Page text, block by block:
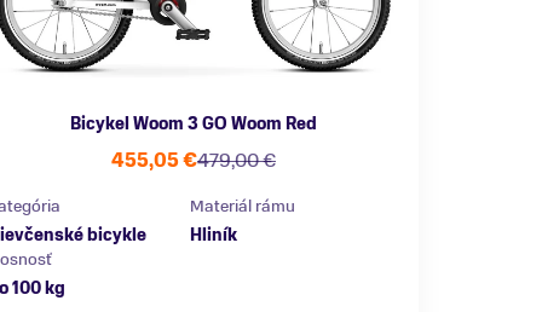
Bicykel Woom 3 GO Woom Red
479,00 €
455,05 €
bicykle
Materiál rámu
Hliník
100 kg